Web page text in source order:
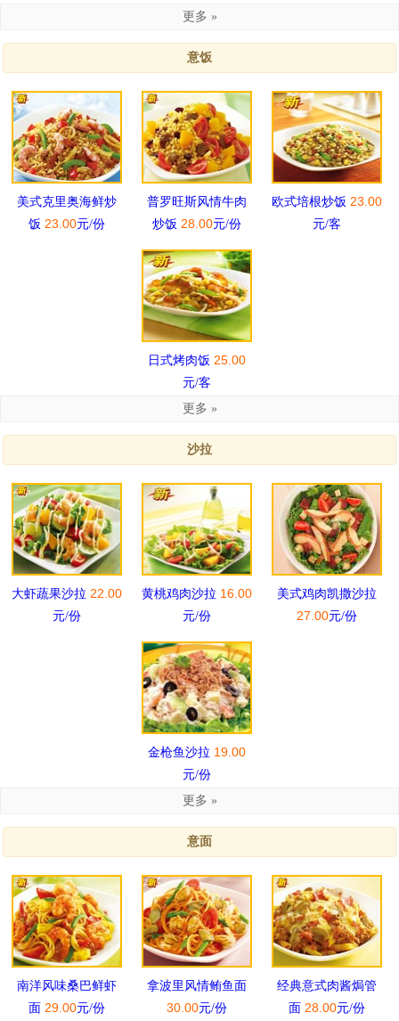
通装
更多 »
意饭
美式克里奥海鲜炒
饭 23.00元/份
普罗旺斯风情牛肉
炒饭 28.00元/份
欧式培根炒饭 23.00
元/客
日式烤肉饭 25.00
元/客
更多 »
沙拉
大虾蔬果沙拉 22.00
元/份
黄桃鸡肉沙拉 16.00
元/份
美式鸡肉凯撒沙拉
27.00元/份
金枪鱼沙拉 19.00
元/份
更多 »
意面
南洋风味桑巴鲜虾
面 29.00元/份
拿波里风情鲔鱼面
30.00元/份
经典意式肉酱焗管
面 28.00元/份